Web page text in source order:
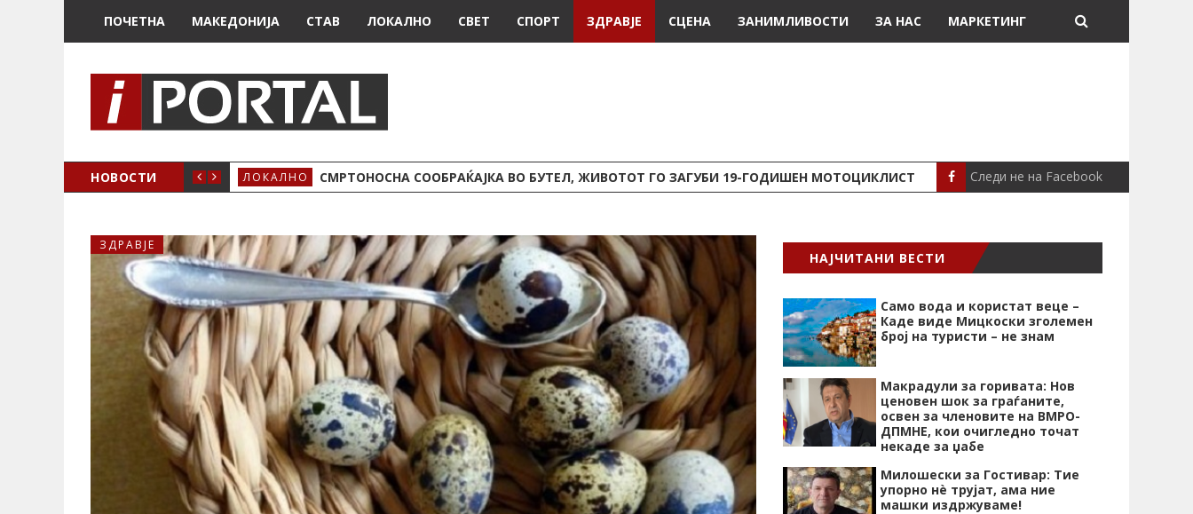
ПОЧЕТНА МАКЕДОНИЈА СТАВ ЛОКАЛНО СВЕТ СПОРТ ЗДРАВЈЕ СЦЕНА ЗАНИМЛИВОСТИ ЗА НАС МАРКЕТИНГ
НОВОСТИ ЛОКАЛНО СМРТОНОСНА СООБРАЌАЈКА ВО БУТЕЛ, ЖИВОТОТ ГО ЗАГУБИ 19-ГОДИШЕН МОТОЦИКЛИСТ СЦЕНА СЕВЕРИНА ВО
Следи не на Facebook
ЗДРАВЈЕ
НАЈЧИТАНИ ВЕСТИ
Само вода и користат веце –
Каде виде Мицкоски зголемен
број на туристи – не знам
Макрадули за горивата: Нов
ценовен шок за граѓаните,
освен за членовите на ВМРО-
ДПМНЕ, кои очигледно точат
некаде за џабе
Милошески за Гостивар: Тие
упорно нѐ трујат, ама ние
машки издржуваме!